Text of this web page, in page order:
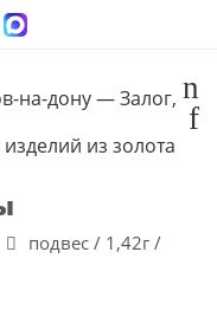
подвес / 1,42г /